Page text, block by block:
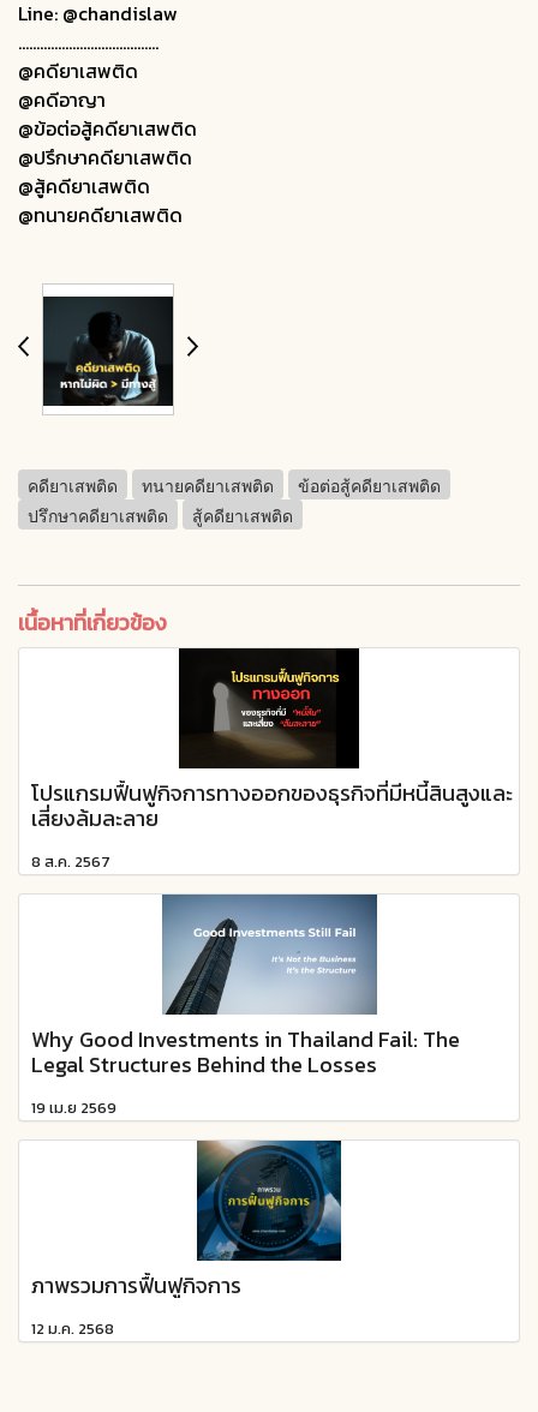
Line: @chandislaw
.......................................
@คดียาเสพติด
@คดีอาญา
@ข้อต่อสู้คดียาเสพติด
@ปรึกษาคดียาเสพติด
@สู้คดียาเสพติด
@ทนายคดียาเสพติด
คดียาเสพติด ทนายคดียาเสพติด
ข้อต่อสู้คดียาเสพติด
ปรึกษาคดียาเสพติด
สู้คดียาเสพติด
เนื้อหาที่เกี่ยวข้อง
โปรแกรมฟื้นฟูกิจการทางออกของธุรกิจที่มีหนี้สินสูงและ
เสี่ยงล้มละลาย
8 ส.ค. 2567
Why Good Investments in Thailand Fail: The
Legal Structures Behind the Losses
19 เม.ย 2569
ภาพรวมการฟื้นฟูกิจการ
12 ม.ค. 2568